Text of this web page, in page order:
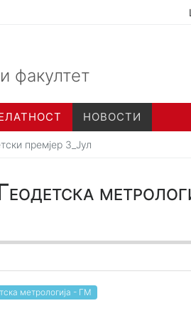
факултет
НОВОСТИ
премјер 3_Јул
метрологија - ГМ